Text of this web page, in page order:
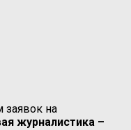
заявок на
журналистика –